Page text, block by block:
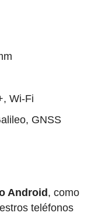
Wi-Fi
GNSS
Android, como
teléfonos